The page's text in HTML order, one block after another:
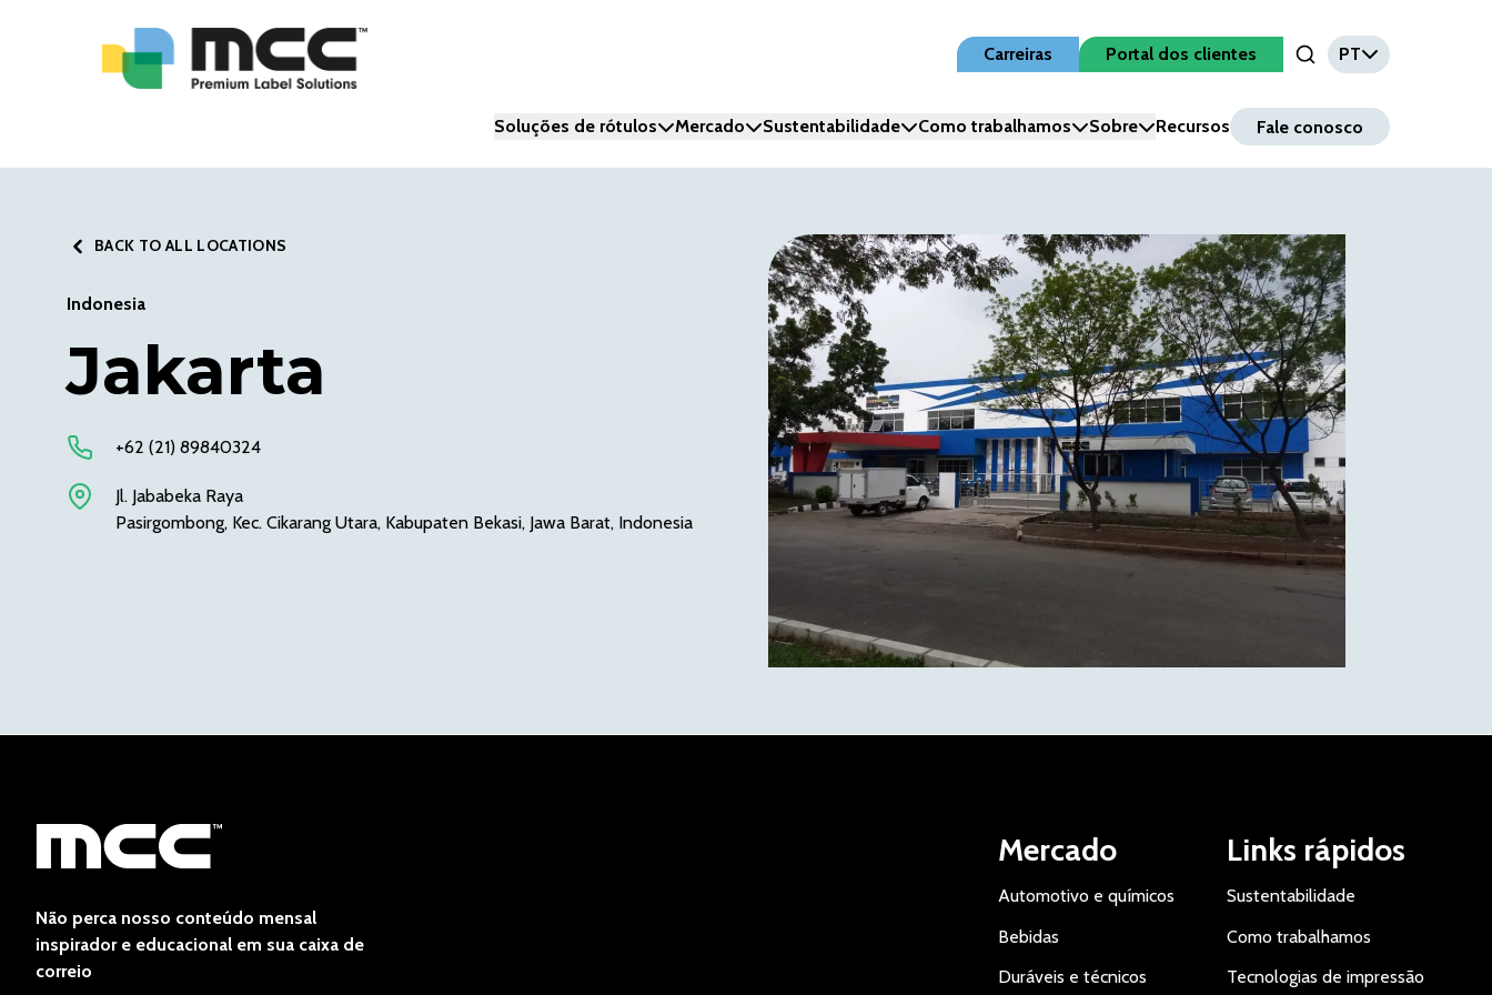
Carreiras
Portal dos clientes
Open Search Input
PT
Soluções de rótulos Mercado Sustentabilidade Como trabalhamos Sobre Recursos Fale conosco
BACK TO ALL LOCATIONS
Indonesia
Jakarta
+62 (21) 89840324
Jl. Jababeka Raya
Pasirgombong, Kec. Cikarang Utara, Kabupaten Bekasi, Jawa Barat, Indonesia
Não perca nosso conteúdo mensal
inspirador e educacional em sua caixa de
correio
Mercado
Automotivo e químicos
Bebidas
Duráveis e técnicos
Links rápidos
Sustentabilidade
Como trabalhamos
Tecnologias de impressão